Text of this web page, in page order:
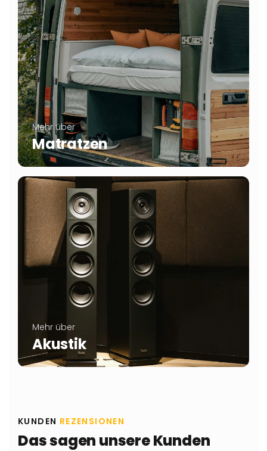
Mehr über
Matratzen
Mehr über
Akustik
KUNDEN REZENSIONEN
Das sagen unsere Kunden